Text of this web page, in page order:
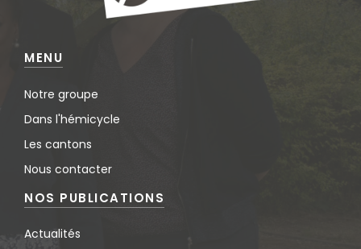
MENU
Notre groupe
Dans l'hémicycle
Les cantons
Nous contacter
NOS PUBLICATIONS
Actualités